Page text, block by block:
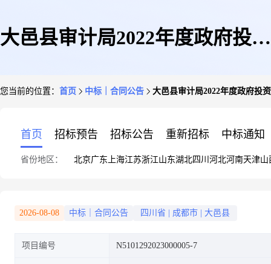
大邑县审计局2022年度政府投资
您当前的位置： 首页 中标｜合同公告 大邑县审计局2022年度政府投
首页 招标预告 招标公告 重新招标 中标通知
省份地区： 北京广东 上海江苏浙江山东湖北四川 河北河南天津山
2026-08-08 中标｜合同公告 四川省 成都市 大邑县
项目编号 N5101292023000005-7